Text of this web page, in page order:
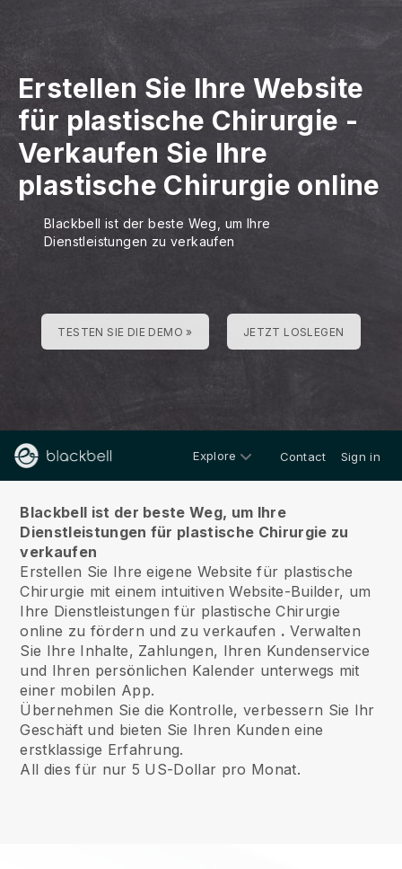
Erstellen Sie Ihre Website
für plastische Chirurgie -
Verkaufen Sie Ihre
plastische Chirurgie online
Blackbell ist der beste Weg, um Ihre
Dienstleistungen zu verkaufen
TESTEN SIE DIE DEMO » JETZT LOSLEGEN
Explore Contact Sign in
Blackbell ist der beste Weg, um Ihre
Dienstleistungen für plastische Chirurgie zu
verkaufen
Erstellen Sie Ihre eigene Website für plastische
Chirurgie mit einem intuitiven Website-Builder, um
Ihre Dienstleistungen für plastische Chirurgie
online zu fördern und zu verkaufen . Verwalten
Sie Ihre Inhalte, Zahlungen, Ihren Kundenservice
und Ihren persönlichen Kalender unterwegs mit
einer mobilen App.
Übernehmen Sie die Kontrolle, verbessern Sie Ihr
Geschäft und bieten Sie Ihren Kunden eine
erstklassige Erfahrung.
All dies für nur 5 US-Dollar pro Monat.